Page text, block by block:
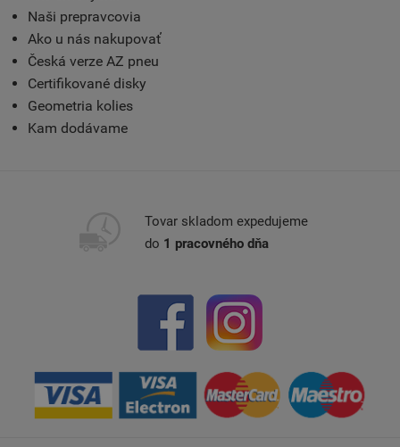
Naši prepravcovia
Ako u nás nakupovať
Česká verze AZ pneu
Certifikované disky
Geometria kolies
Kam dodávame
Tovar skladom expedujeme
do 1 pracovného dňa